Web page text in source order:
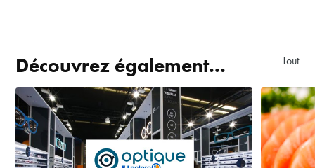
Découvrez également... Tout